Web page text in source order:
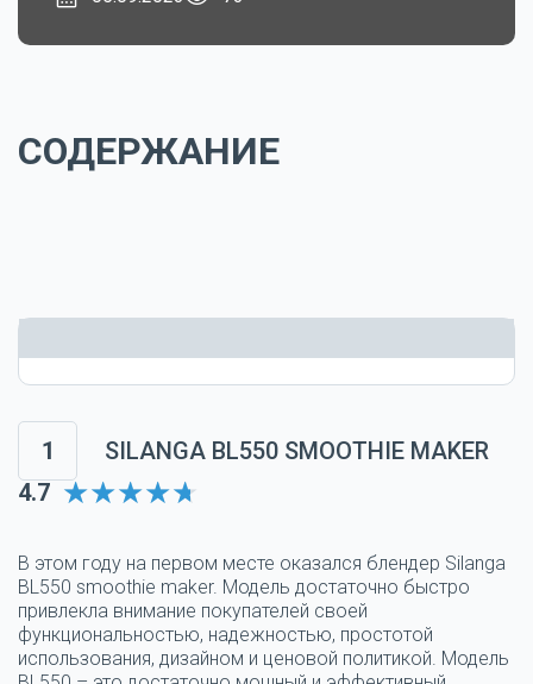
СОДЕРЖАНИЕ
1
SILANGA BL550 SMOOTHIE MAKER
4.7
В этом году на первом месте оказался блендер Silanga
BL550 smoothie maker. Модель достаточно быстро
привлекла внимание покупателей своей
функциональностью, надежностью, простотой
использования, дизайном и ценовой политикой. Модель